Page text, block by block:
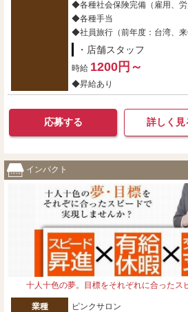
◆各種社会保険完備（雇用、労
◆各種手当
◆社員旅行（前年度：台湾、来
・店舗スタッフ
時給 1200円～
◆昇給あり
応募する 詳しく見
インパクト
十人十色の夢。目標をそれぞれに合ったス
業種 ピンクサロン